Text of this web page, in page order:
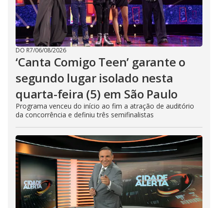
DO R7/06/08/2026
‘Canta Comigo Teen’ garante o
segundo lugar isolado nesta
quarta-feira (5) em São Paulo
Programa venceu do início ao fim a atração de auditório
da concorrência e definiu três semifinalistas